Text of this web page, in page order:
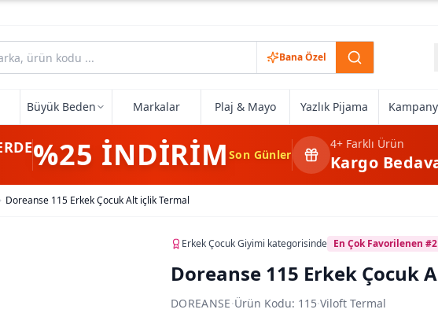
Bana Özel
Büyük Beden Markalar Plaj & Mayo Yazlık Pijama
%25 İNDİRİMSon Günler
4+Farklı Ürün
Kargo
Doreanse 115 Erkek Çocuk Alt içlik Termal
Erkek Çocuk Giyimi kategorisinde En Çok Favorilenen #2
Doreanse 115 Erkek Çocuk
DOREANSE·Ürün Kodu: 115·Viloft Termal